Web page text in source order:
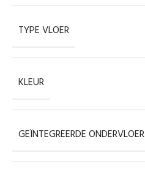
TYPE VLOER
KLEUR
GEÏNTEGREERDE ONDERVLOER